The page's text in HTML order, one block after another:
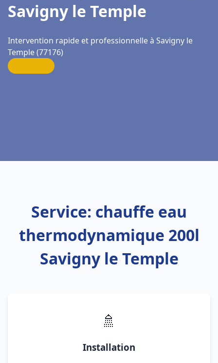
Savigny le Temple
Intervention rapide et professionnelle à Savigny le
Temple (77176)
Service: chauffe eau
thermodynamique 200l
Savigny le Temple
🚿
Installation